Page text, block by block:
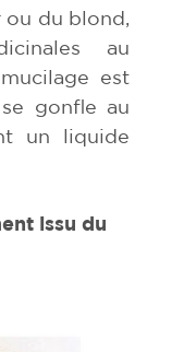
ou du blond,
au
est
gonfle au
un liquide
issu du